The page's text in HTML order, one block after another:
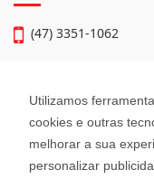
Utilizamos
cookies e outras
melhorar a sua
personalizar
(47) 3351-1062
Avenida Hugo
Brusque - Santa
CEP: 88354-300